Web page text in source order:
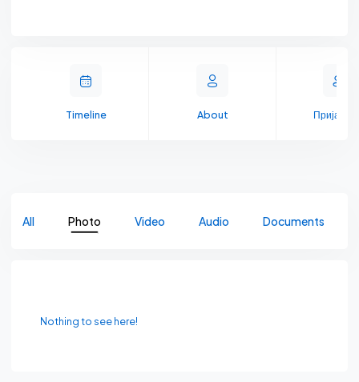
Timeline About
All Photo Video Audio Documents
Nothing to see here!